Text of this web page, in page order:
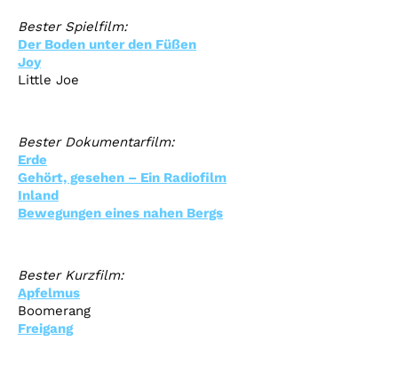
BesterSpielfilm:
Der Boden unter den Füßen
Joy
Little Joe
BesterDokumentarfilm:
Erde
Gehört, gesehen – Ein Radiofilm
Inland
Bewegungen eines nahen Bergs
Bester Kurzfilm:
Apfelmus
Boomerang
Freigang